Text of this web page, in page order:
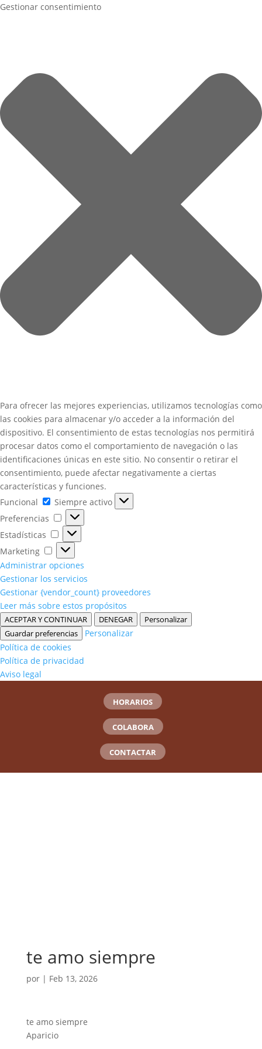
Gestionar consentimiento
Para ofrecer las mejores experiencias, utilizamos tecnologías como
las cookies para almacenar y/o acceder a la información del
dispositivo. El consentimiento de estas tecnologías nos permitirá
procesar datos como el comportamiento de navegación o las
identificaciones únicas en este sitio. No consentir o retirar el
consentimiento, puede afectar negativamente a ciertas
características y funciones.
Funcional
Funcional
Siempre activo
Preferencias
Preferencias
Estadísticas
Estadísticas
Marketing
Marketing
Administrar opciones
Gestionar los servicios
Gestionar {vendor_count} proveedores
Leer más sobre estos propósitos
ACEPTAR Y CONTINUAR DENEGAR
Personalizar
Guardar preferencias
Personalizar
Política de cookies
Política de privacidad
Aviso legal
HORARIOS
COLABORA
CONTACTAR
te amo siempre
por | Feb 13, 2026
te amo siempre
Aparicio